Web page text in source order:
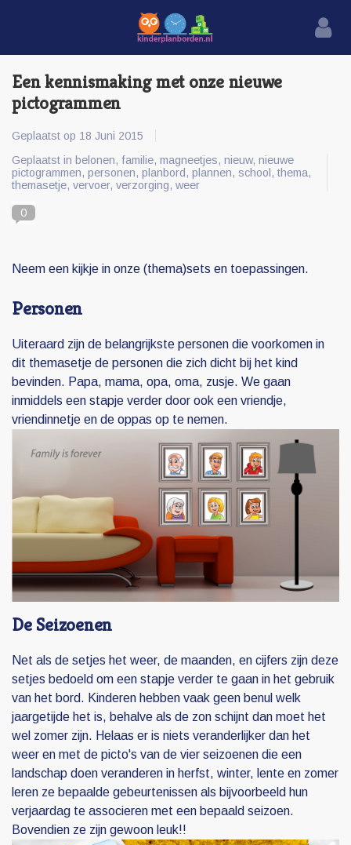
Een kennismaking met onze nieuwe
pictogrammen
Geplaatst op 18 Juni 2015
Geplaatst in belonen, familie, magneetjes, nieuw, nieuwe
pictogrammen, personen, planbord, plannen, school , thema,
themasetje, vervoer, verzorging, weer
0
Neem een kijkje in onze (thema)sets en toepassingen.
Personen
Uiteraard zijn de belangrijkste personen die voorkomen in
dit themasetje de personen die zich dicht bij het kind
bevinden. Papa, mama, opa, oma, zusje. We gaan
inmiddels een stapje verder door ook een vriendje,
vriendinnetje en de oppas op te nemen.
De Seizoenen
Net als de setjes het weer, de maanden, en cijfers zijn deze
setjes bedoeld om een stapje verder te gaan in het gebruik
van het bord. Kinderen hebben vaak geen benul welk
jaargetijde het is, behalve als de zon schijnt dan moet het
wel zomer zijn. Helaas er is niets veranderlijker dan het
weer en met de picto's van de vier seizoenen die een
landschap doen veranderen in herfst, winter, lente en zomer
leren ze bepaalde gebeurtenissen als bijvoorbeeld hun
verjaardag te associeren met een bepaald seizoen.
Bovendien ze zijn gewoon leuk!!